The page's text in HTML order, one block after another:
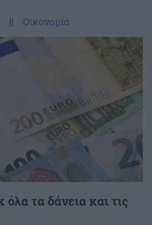
|| Οικονομία
όλα τα δάνεια και τις